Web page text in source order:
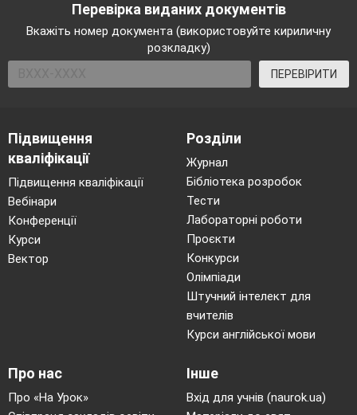
Перевірка виданих документів
Вкажіть номер документа (використовуйте кириличну
розкладку)
ПЕРЕВІРИТИ
Підвищення
кваліфікації
Підвищення кваліфікації
Вебінари
Конференції
Курси
Вектор
Розділи
Журнал
Бібліотека розробок
Тести
Лабораторні роботи
Проєкти
Конкурси
Олімпіади
Штучний інтелект для
вчителів
Курси англійської мови
Про нас
Про «На Урок»
Інше
Вхід для учнів (naurok.ua)